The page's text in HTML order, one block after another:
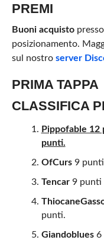
PREMI
Buoni acquistopresso
posizionamento.
sul nostroserver
PRIMA TAPPA
CLASSIFICA
Pippofable 12
punti.
OfCurs9 punti
Tencar9 punti
punti.
Giandoblues6